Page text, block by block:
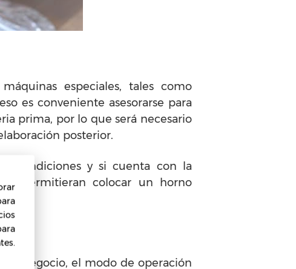
especiales, tales como
es conveniente asesorarse para
prima, por lo que será necesario
posterior.
condiciones y si cuenta con la
te permitieran colocar un horno
tu negocio, el modo de operación